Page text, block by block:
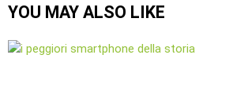
YOU MAY ALSO LIKE